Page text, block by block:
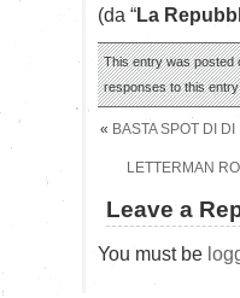
(da “La
This entry was posted
responses to this
« BASTA SPOT DI
LETTERMAN
Leave a
You must be